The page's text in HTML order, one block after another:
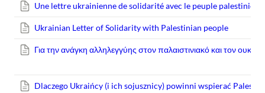
Une lettre ukrainienne de solidarité avec le peuple palestinien
Ukrainian Letter of Solidarity with Palestinian people
Για την ανάγκη αλληλεγγύης στον παλαιστινιακό και τον
Dlaczego Ukraińcy (i ich sojusznicy) powinni wspierać